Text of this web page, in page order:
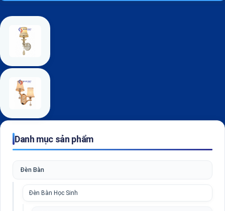
Danh mục sản phẩm
Đèn Bàn
Đèn Bàn Học Sinh